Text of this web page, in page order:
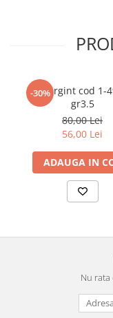
-30%
Inel argint cod 1-
gr3.5
80,00 Lei
56,00 Lei
ADAUGA IN
Nu